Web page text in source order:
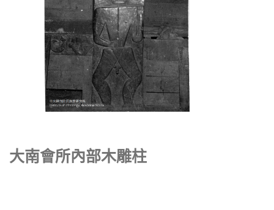
大南會所內部木雕柱